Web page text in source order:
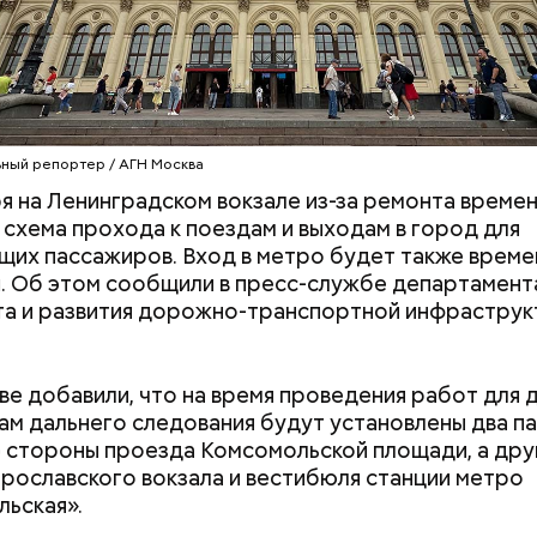
репортер / АГН Москва
на Ленинградском вокзале из-за ремонта
схема прохода к поездам и выходам в город для
пассажиров. Вход в метро будет также
Об этом сообщили в пресс-службе
и развития дорожно-транспортной
добавили, что на время проведения работ для
дальнего следования будут установлены два
проезда Комсомольской площади, а
вокзала и вестибюля станции метро
к поездам на Ленинградском вокзале изменится с 13 ноября
Оперативно
улица XVII века в праздничный день»
как бы выхваченную из жизни сценку,
далекой эпохи. Художник не стремится к
обобщениям. Главная прелесть
в непосредственности замысла автора,
— отметили впресс-службеВДНХ.